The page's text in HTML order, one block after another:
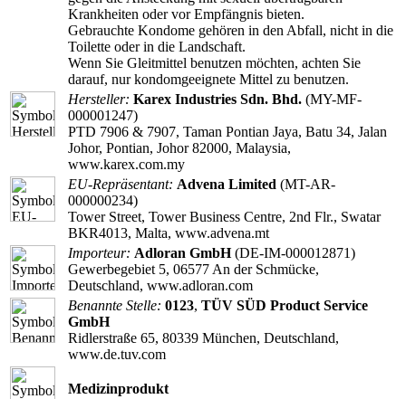
Krankheiten oder vor Empfängnis bieten.
Gebrauchte Kondome gehören in den Abfall, nicht in die
Toilette oder in die Landschaft.
Wenn Sie Gleitmittel benutzen möchten, achten Sie
darauf, nur kondomgeeignete Mittel zu benutzen.
Hersteller: Karex Industries Sdn. Bhd. (MY-MF-
000001247)
PTD 7906 & 7907, Taman Pontian Jaya, Batu 34, Jalan
Johor, Pontian, Johor 82000, Malaysia,
www.karex.com.my
EU-Repräsentant: Advena Limited (MT-AR-
000000234)
Tower Street, Tower Business Centre, 2nd Flr., Swatar
BKR4013, Malta, www.advena.mt
Importeur: Adloran GmbH(DE-IM-000012871)
Gewerbegebiet 5, 06577 An der Schmücke,
Deutschland, www.adloran.com
Benannte Stelle: 0123, TÜV SÜD Product Service
GmbH
Ridlerstraße 65, 80339 München, Deutschland,
www.de.tuv.com
Medizinprodukt